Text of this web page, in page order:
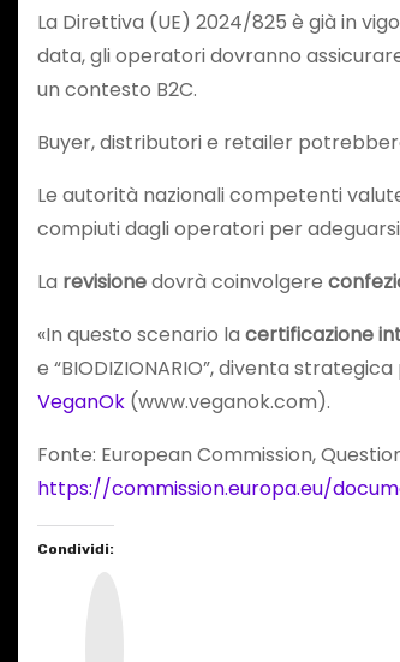
La Direttiva (UE) 2024/825 è già in
data, gli operatori dovranno
un contesto B2C.
Buyer, distributori e retailer
Le autorità nazionali competenti
compiuti dagli operatori per
La revisionedovrà coinvolgere
«In questo scenario la certificazione
e “BIODIZIONARIO”, diventa
VeganOk (www.veganok.com).
Fonte: European Commission,
https://commission.europa.eu/
Condividi: